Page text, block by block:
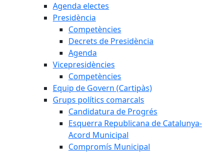
Agenda electes
Presidència
Competències
Decrets de Presidència
Agenda
Vicepresidències
Competències
Equip de Govern (Cartipàs)
Grups polítics comarcals
Candidatura de Progrés
Esquerra Republicana de Catalunya-
Acord Municipal
Compromís Municipal